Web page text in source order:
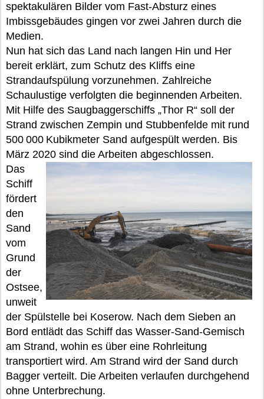
spektakulären Bilder vom Fast-Absturz eines
Imbissgebäudes gingen vor zwei Jahren durch die
Medien.
Nun hat sich das Land nach langen Hin und Her
bereit erklärt, zum Schutz des Kliffs eine
Strandaufspülung vorzunehmen. Zahlreiche
Schaulustige verfolgten die beginnenden Arbeiten.
Mit Hilfe des Saugbaggerschiffs „Thor R“ soll der
Strand zwischen Zempin und Stubbenfelde mit rund
500 000 Kubikmeter Sand aufgespült werden. Bis
März 2020 sind die Arbeiten abgeschlossen.
Das
Schiff
fördert
den
Sand
vom
Grund
der
Ostsee,
unweit
der Spülstelle bei Koserow. Nach dem Sieben an
Bord entlädt das Schiff das Wasser-Sand-Gemisch
am Strand, wohin es über eine Rohrleitung
transportiert wird. Am Strand wird der Sand durch
Bagger verteilt. Die Arbeiten verlaufen durchgehend
ohne Unterbrechung.